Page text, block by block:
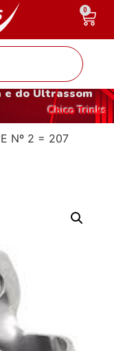
mundo da
e do Ultrassom
Chico Trinks
Nº 2 = 207
0